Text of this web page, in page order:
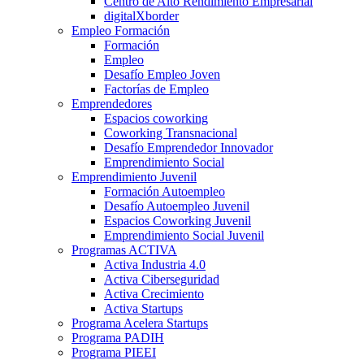
digitalXborder
Empleo Formación
Formación
Empleo
Desafío Empleo Joven
Factorías de Empleo
Emprendedores
Espacios coworking
Coworking Transnacional
Desafío Emprendedor Innovador
Emprendimiento Social
Emprendimiento Juvenil
Formación Autoempleo
Desafío Autoempleo Juvenil
Espacios Coworking Juvenil
Emprendimiento Social Juvenil
Programas ACTIVA
Activa Industria 4.0
Activa Ciberseguridad
Activa Crecimiento
Activa Startups
Programa Acelera Startups
Programa PADIH
Programa PIEEI